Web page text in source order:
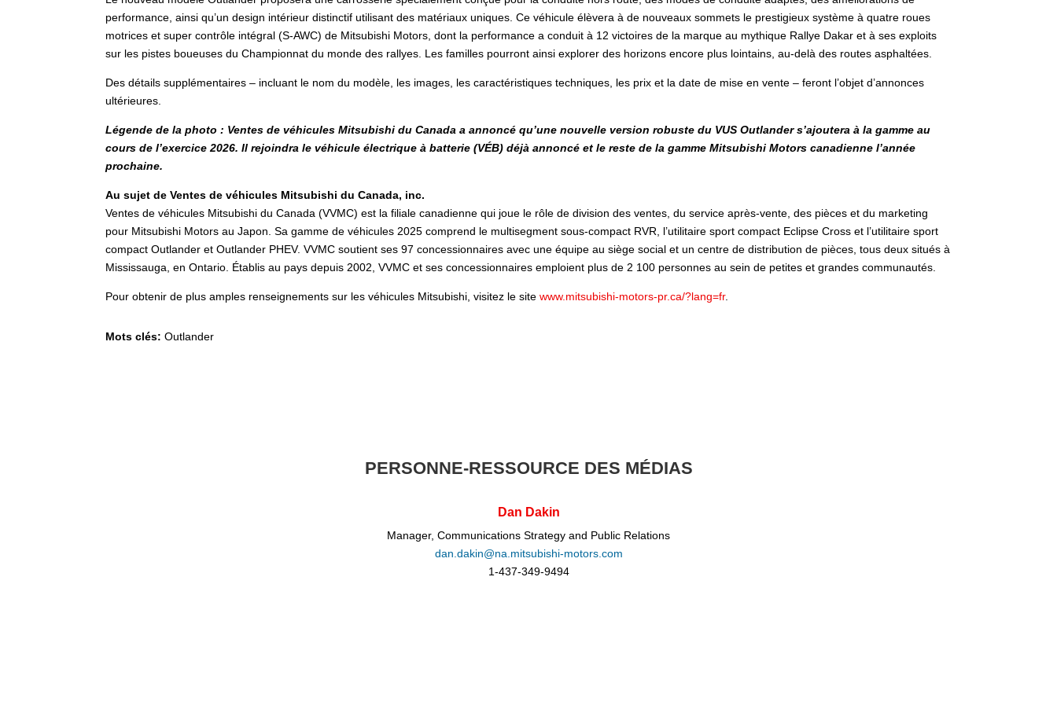
performance, ainsi qu’un design intérieur distinctif utilisant des matériaux uniques. Ce véhicule élèvera à de nouveaux sommets le prestigieux système à quatre roues
motrices et super contrôle intégral (S-AWC) de Mitsubishi Motors, dont la performance a conduit à 12 victoires de la marque au mythique Rallye Dakar et à ses exploits
sur les pistes boueuses du Championnat du monde des rallyes. Les familles pourront ainsi explorer des horizons encore plus lointains, au-delà des routes asphaltées.
Des détails supplémentaires – incluant le nom du modèle, les images, les caractéristiques techniques, les prix et la date de mise en vente – feront l’objet d’annonces
ultérieures.
Légende de la photo : Ventes de véhicules Mitsubishi du Canada a annoncé qu’une nouvelle version robuste du VUS Outlander s’ajoutera à la gamme au
cours de l’exercice 2026. Il rejoindra le véhicule électrique à batterie (VÉB) déjà annoncé et le reste de la gamme Mitsubishi Motors canadienne l’année
prochaine.
Au sujet de Ventes de véhicules Mitsubishi du Canada, inc.
Ventes de véhicules Mitsubishi du Canada (VVMC) est la filiale canadienne qui joue le rôle de division des ventes, du service après-vente, des pièces et du marketing
pour Mitsubishi Motors au Japon. Sa gamme de véhicules 2025 comprend le multisegment sous-compact RVR, l’utilitaire sport compact Eclipse Cross et l’utilitaire sport
compact Outlander et Outlander PHEV. VVMC soutient ses 97 concessionnaires avec une équipe au siège social et un centre de distribution de pièces, tous deux situés à
Mississauga, en Ontario. Établis au pays depuis 2002, VVMC et ses concessionnaires emploient plus de 2 100 personnes au sein de petites et grandes communautés.
Pour obtenir de plus amples renseignements sur les véhicules Mitsubishi, visitez le sitewww.mitsubishi-motors-pr.ca/?lang=fr.
Mots clés:Outlander
PERSONNE-RESSOURCE DES MÉDIAS
Dan Dakin
Manager, Communications Strategy and Public Relations
dan.dakin@na.mitsubishi-motors.com
1-437-349-9494